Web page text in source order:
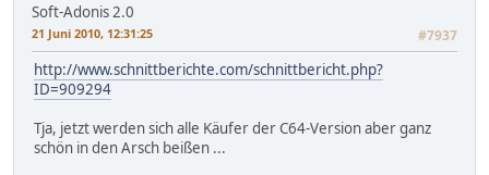
Soft-Adonis 2.0
21 Juni 2010, 12:31:25 #7937
http://www.schnittberichte.com/schnittbericht.php?
ID=909294
Tja, jetzt werden sich alle Käufer der C64-Version aber ganz
schön in den Arsch beißen ...